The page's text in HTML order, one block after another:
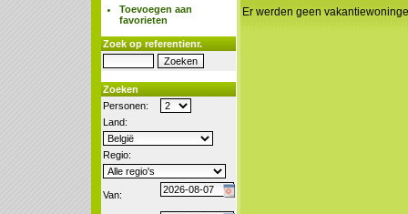
Toevoegen aan
favorieten
Zoek op referentienr.
Zoeken
Personen:
Land:
Regio:
Van:
Er werden geen